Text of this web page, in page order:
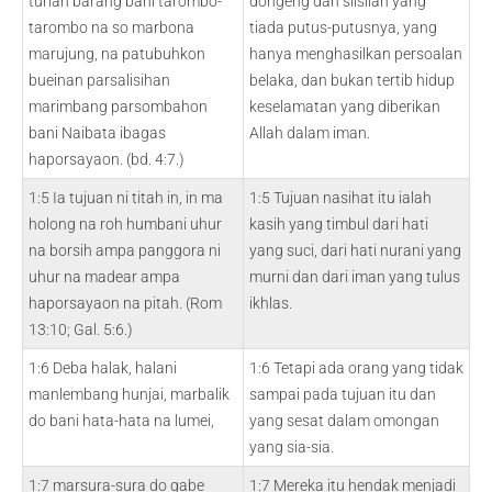
tarombo na so marbona
marujung, na patubuhkon
bueinan parsalisihan
marimbang parsombahon
bani Naibata ibagas
haporsayaon. (bd. 4:7.)
tiada putus-putusnya, yang
hanya menghasilkan persoalan
belaka, dan bukan tertib hidup
keselamatan yang diberikan
Allah dalam iman.
1:5 Ia tujuan ni titah in, in ma
holong na roh humbani uhur
na borsih ampa panggora ni
uhur na madear ampa
haporsayaon na pitah. (Rom
13:10; Gal. 5:6.)
1:5 Tujuan nasihat itu ialah
kasih yang timbul dari hati
yang suci, dari hati nurani yang
murni dan dari iman yang tulus
ikhlas.
1:6 Deba halak, halani
manlembang hunjai, marbalik
do bani hata-hata na lumei,
1:6 Tetapi ada orang yang tidak
sampai pada tujuan itu dan
yang sesat dalam omongan
yang sia-sia.
1:7 marsura-sura do gabe 1:7 Mereka itu hendak menjadi